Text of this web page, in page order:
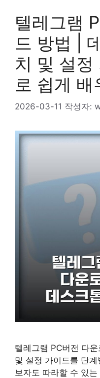
텔레그램
드 방법 |
치 및 설정
로 쉽게 배
2026-03-11 작성자:
텔레그램 PC버전 다
및 설정 가이드를 단
보자도 따라할 수 있